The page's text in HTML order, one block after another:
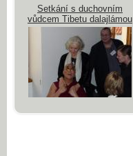
Setkání s duchovním
vůdcem Tibetu dalajlámou